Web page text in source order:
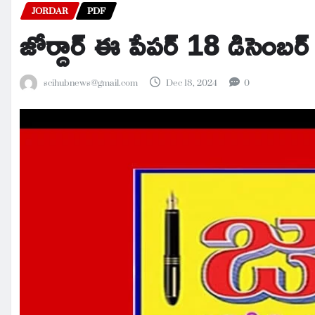
JORDAR PDF
జోర్దార్ ఈ పేపర్ 18
scihubnews@gmail.com Dec 18, 2024 0